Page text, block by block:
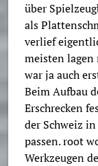
über
als
verlief
meisten
war ja auch
Beim Aufbau
Erschrecken
der Schweiz
passen. root
Werkzeugen